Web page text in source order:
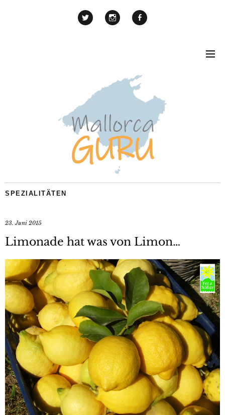
SPEZIALITÄTEN
23. Juni 2015
Limonade hat was von Limon…